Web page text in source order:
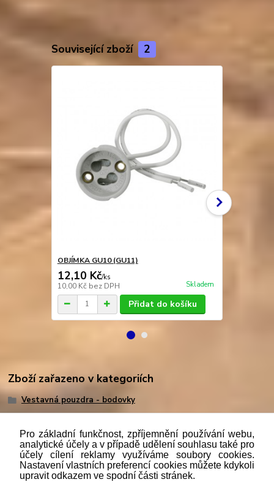
Související zboží 2
OBJÍMKA GU10 (GU11)
12,10 Kč/ks
10,00 Kč bez DPH Skladem
Přidat do košíku
Zboží zařazeno v kategoriích
Vestavná pouzdra - bodovky
Podlezákona č. 112/mmmmm2016 Sb. o evidenci tržeb je
prodávající povinen vystavit kupujícímu účtenku. Zároveň je
Pro základní funkčnost, zpříjemnění používání webu,
analytické účely a v případě udělení souhlasu také pro
účely cílení reklamy využíváme soubory cookies.
Nastavení vlastních preferencí cookies můžete kdykoli
upravit odkazem ve spodní části stránek.